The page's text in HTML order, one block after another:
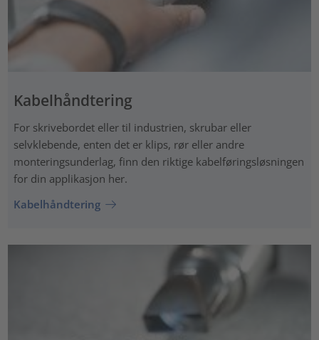
Kabelhåndtering
For skrivebordet eller til industrien, skrubar eller
selvklebende, enten det er klips, rør eller andre
monteringsunderlag, finn den riktige kabelføringsløsningen
for din applikasjon her.
Kabelhåndtering